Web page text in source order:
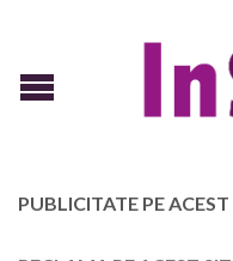
PUBLICITATE PE ACEST